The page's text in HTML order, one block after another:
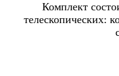
Комплект
телескопических: